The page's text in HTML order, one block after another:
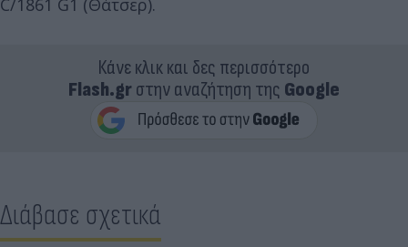
Κάνε κλικ και δες περισσότερο
Flash.grστην αναζήτηση της Google
Διάβασε σχετικά